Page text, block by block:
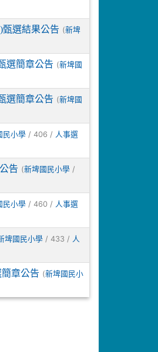
甄選結果公告 (新埤
選簡章公告 (新埤國
選簡章公告 (新埤國
民小學 / 406 / 人事選
告 (新埤國民小學 /
民小學 / 460 / 人事選
埤國民小學 / 433 / 人
章公告 (新埤國民小